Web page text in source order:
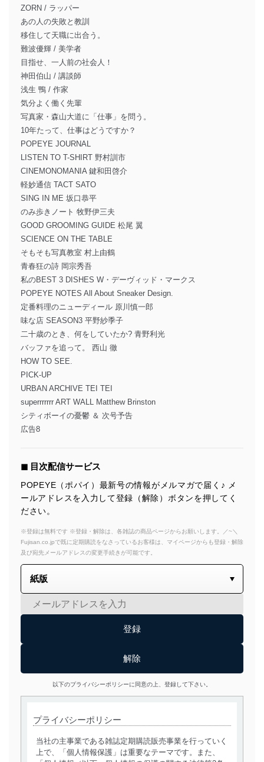
ZORN / ラッパー
あの人の失敗と教訓
移住して天職に出合う。
難波優輝 / 美学者
目指せ、一人前の社会人！
神田伯山 / 講談師
浅生 鴨 / 作家
気分よく働く先輩
写真家・森山大道に「仕事」を問う。
10年たって、仕事はどうですか？
POPEYE JOURNAL
LISTEN TO T-SHIRT 野村訓市
CINEMONOMANIA 鍵和田啓介
軽妙通信 TACT SATO
SING IN ME 坂口恭平
のみ歩きノート 牧野伊三夫
GOOD GROOMING GUIDE 松尾 翼
SCIENCE ON THE TABLE
そもそも写真教室 村上由鶴
青春狂の詩 岡宗秀吾
私のBEST 3 DISHES W・デーヴィッド・マークス
POPEYE NOTES All About Sneaker Design.
定番料理のニューディール 原川慎一郎
味な店 SEASON3 平野紗季子
二十歳のとき、何をしていたか? 青野利光
バッファを追って。 西山 徹
HOW TO SEE.
PICK-UP
URBAN ARCHIVE TEI TEI
superrrrrrr ART WALL Matthew Brinston
シティボーイの憂鬱 ＆ 次号予告
広告8
◼︎ 目次配信サービス
POPEYE（ポパイ）最新号の情報がメルマガで届く♪ メ
ールアドレスを入力して登録（解除）ボタンを押してく
ださい。
※登録は無料です ※登録・解除は、各雑誌の商品ページからお願いします。／~＼
Fujisan.co.jpで既に定期購読をなさっているお客様は、マイページからも登録・解除
及び宛先メールアドレスの変更手続きが可能です。
以下のプライバシーポリシーに同意の上、登録して下さい。
プライバシーポリシー
当社の主事業である雑誌定期購読販売事業を行っていく
上で、「個人情報保護」は重要なテーマです。また、